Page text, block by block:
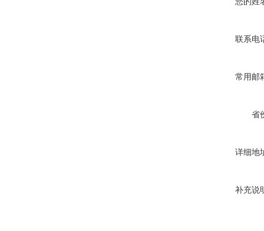
联系电
常用邮
省
详细地
补充说